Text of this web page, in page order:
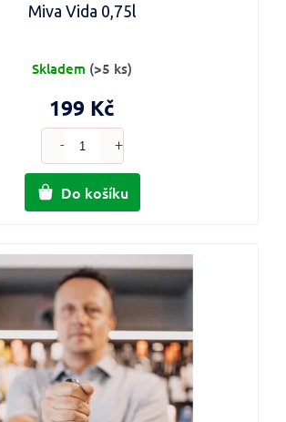
Miva Vida 0,75l
199 Kč
Do košíku
Skladem (>5 ks)